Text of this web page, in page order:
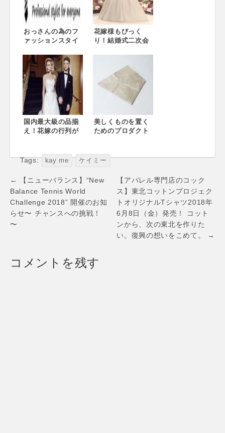
イヤー”たちの情熱
を、ファッション
雑誌クオリティの
ウェブ記事で発信
おっさんの為のフ
ァッションスタイ
サービス「Dress
note」サービス開
始のお知らせ
花嫁様もびっく
り！結婚式二次会
グドレス』を無料
でプレゼント！
2016年2月5日から
2月28日まで期間限
国内最大級の品揃
え！花嫁の行列が
ル』 大丸東京店・
3日～8日の期間限
定で同時開催！
美しくものを置く
ためのプロダクト
同時に新作ラグジ
「MATT TRAD」
を発表。
Tags: kay me ケイミー
Post
navigation
← 【ニューバランス】“New
Balance Tennis World
Challenge 2018” 開催のお知
らせ〜 チャンスへの挑戦！
〜
【アパレル専門店のコック
ス】東北コットンプロジェク
トオリジナルTシャツ2018年
6月8日（金）発売！ コット
ンから、次の東北を作りた
い。復興の想いをこめて。 →
コメントを残す